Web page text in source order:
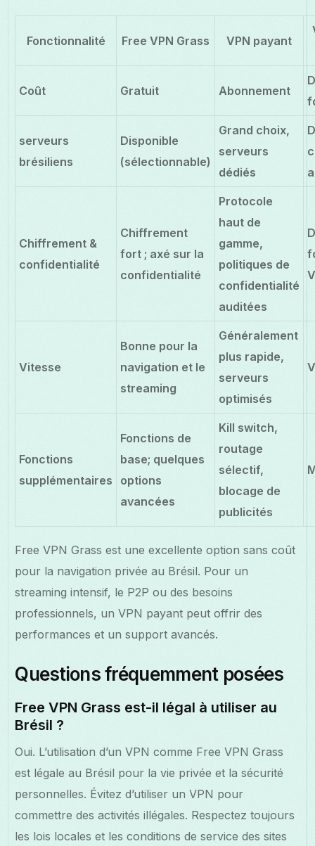
Fonctionnalité Free VPN Grass VPN payant
Coût Gratuit Abonnement
serveurs
brésiliens
Disponible
(sélectionnable)
Grand choix,
serveurs
dédiés
Chiffrement &
confidentialité
Chiffrement
fort ; axé sur la
confidentialité
Protocole
haut de
gamme,
politiques de
confidentialité
auditées
Vitesse
Bonne pour la
navigation et le
streaming
Généralement
plus rapide,
serveurs
optimisés
Fonctions
supplémentaires
Fonctions de
base; quelques
options
avancées
Kill switch,
routage
sélectif,
blocage de
publicités
Free VPN Grass est une excellente option sans coût
pour la navigation privée au Brésil. Pour un
streaming intensif, le P2P ou des besoins
professionnels, un VPN payant peut offrir des
performances et un support avancés.
Questions fréquemment posées
Free VPN Grass est-il légal à utiliser au
Brésil ?
Oui. L’utilisation d’un VPN comme Free VPN Grass
est légale au Brésil pour la vie privée et la sécurité
personnelles. Évitez d’utiliser un VPN pour
commettre des activités illégales. Respectez toujours
les lois locales et les conditions de service des sites